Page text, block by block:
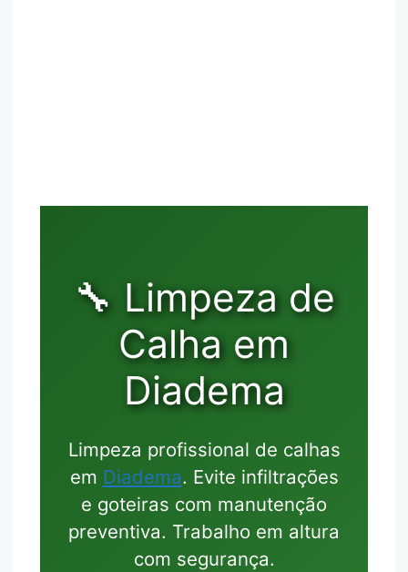
🔧 Limpeza de
Calha em
Diadema
Limpeza profissional de calhas
em Diadema. Evite infiltrações
e goteiras com manutenção
preventiva. Trabalho em altura
com segurança.